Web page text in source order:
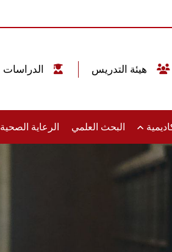
البحث العلمي الرعاية الصحية